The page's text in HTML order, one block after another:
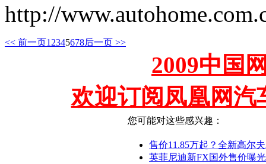
http://
<< 前一页1 2345678后一页 >>
2009中国
欢迎订阅凤凰网汽
您可能对这些感兴趣：
售价11.85万起？全新高尔
英菲尼迪新FX国外售价曝